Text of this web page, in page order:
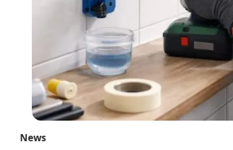
News